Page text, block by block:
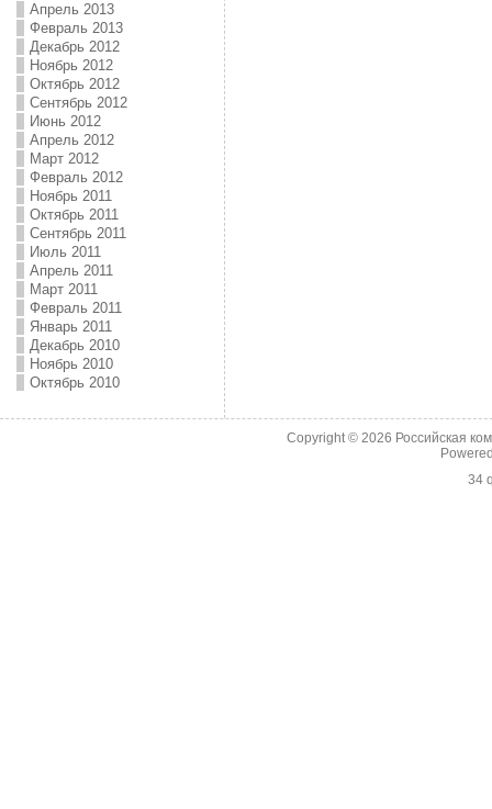
Апрель 2013
Февраль 2013
Декабрь 2012
Ноябрь 2012
Октябрь 2012
Сентябрь 2012
Июнь 2012
Апрель 2012
Март 2012
Февраль 2012
Ноябрь 2011
Октябрь 2011
Сентябрь 2011
Июль 2011
Апрель 2011
Март 2011
Февраль 2011
Январь 2011
Декабрь 2010
Ноябрь 2010
Октябрь 2010
Copyright © 2026 Российская
34